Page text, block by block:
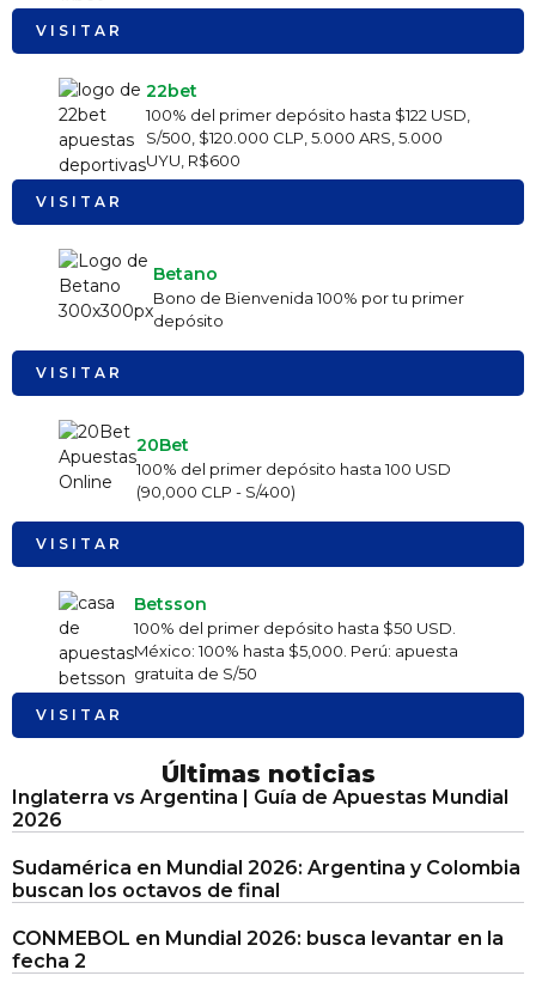
VISITAR
22bet
100% del primer depósito hasta $122 USD,
S/500, $120.000 CLP, 5.000 ARS, 5.000
UYU, R$600
VISITAR
Betano
Bono de Bienvenida 100% por tu primer
depósito
VISITAR
20Bet
100% del primer depósito hasta 100 USD
(90,000 CLP - S/400)
VISITAR
Betsson
100% del primer depósito hasta $50 USD.
México: 100% hasta $5,000. Perú: apuesta
gratuita de S/50
VISITAR
Últimas noticias
Inglaterra vs Argentina | Guía de Apuestas Mundial
2026
Sudamérica en Mundial 2026: Argentina y Colombia
buscan los octavos de final
CONMEBOL en Mundial 2026: busca levantar en la
fecha 2